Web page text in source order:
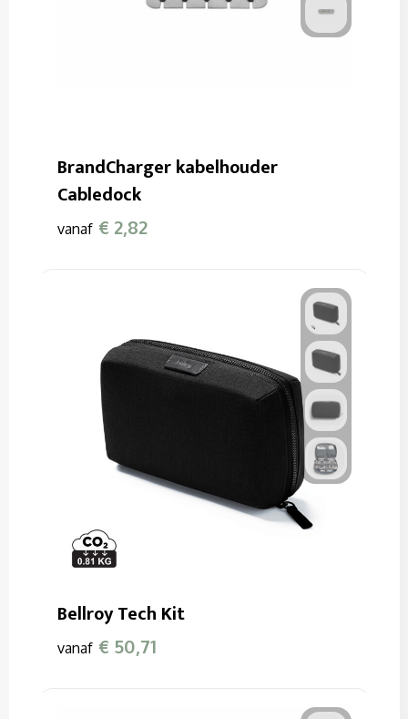
BrandCharger kabelhouder
Cabledock
vanaf € 2,82
Bellroy Tech Kit
vanaf € 50,71